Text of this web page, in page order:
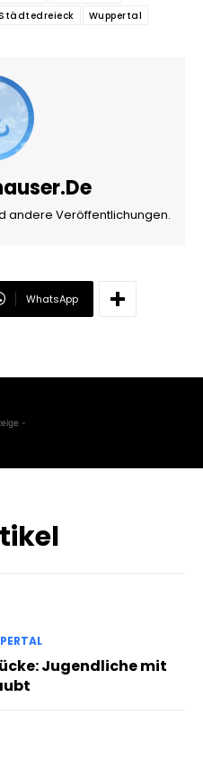
Städtedreieck Wuppertal
andere Veröffentlichungen.
WhatsApp
-
Jugendliche mit